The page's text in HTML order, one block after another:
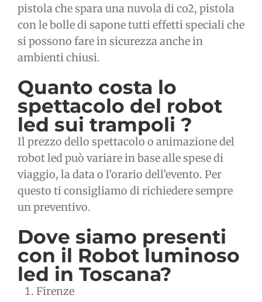
pistola che spara una nuvola di co2, pistola
con le bolle di sapone tutti effetti speciali che
si possono fare in sicurezza anche in
ambienti chiusi.
Quanto costa lo
spettacolo del robot
led sui trampoli ?
Il prezzo dello spettacolo o animazione del
robot led può variare in base alle spese di
viaggio, la data o l’orario dell’evento. Per
questo ti consigliamo di richiedere sempre
un preventivo.
Dove siamo presenti
con il Robot luminoso
led in Toscana?
Firenze